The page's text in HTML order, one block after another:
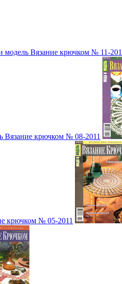
модель Вязание крючком № 11-
Вязание крючком № 08-2011
крючком № 05-2011